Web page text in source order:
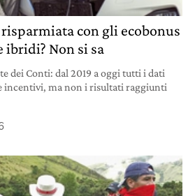
risparmiata con gli ecobonus
Non si sa
dei Conti: dal 2019 a oggi tutti i dati
incentivi, ma non i risultati raggiunti